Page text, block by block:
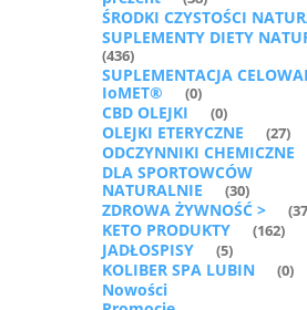
ŚRODKI CZYSTOŚCI
SUPLEMENTY DIETY
(436)
SUPLEMENTACJA
IoMET®
(0)
CBD OLEJKI (0)
OLEJKI ETERYCZNE (27)
ODCZYNNIKI CHEMICZNE
DLA SPORTOWCÓW
NATURALNIE
(30)
ZDROWA ŻYWNOŚĆ >
KETO PRODUKTY (162)
JADŁOSPISY (5)
KOLIBER SPA LUBIN (0)
Nowości